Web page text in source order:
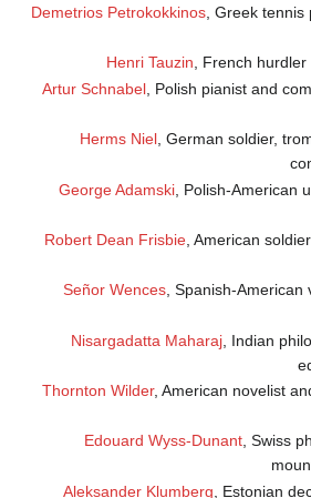
Demetrios Petrokokkinos, Greek tennis
Henri Tauzin, French hurdler
Artur Schnabel, Polish pianist and
Herms Niel, German soldier,
George Adamski, Polish-American
Robert Dean Frisbie, American
Señor Wences, Spanish-American
Nisargadatta Maharaj, Indian
Thornton Wilder, American novelist
Edouard Wyss-Dunant, Swiss
Aleksander Klumberg , Estonian